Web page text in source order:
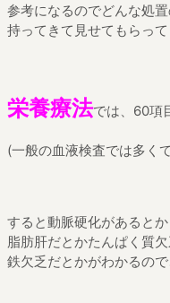
参考になるのでどんな処
持ってきて見せてもらって
栄養療法では、60項
(一般の血液検査では多く
すると動脈硬化があるとか
脂肪肝だとかたんぱく質
鉄欠乏だとかがわかるので